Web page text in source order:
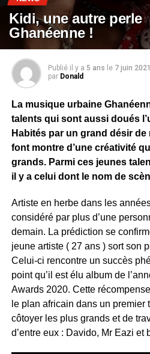
Kidi, une autre perle
Ghanéenne !
Publié il y a 5 ans le 7 juin 2021
par Donald
La musique urbaine
talents qui sont aussi doués
Habités par un grand désir
font montre d’une créativité
grands. Parmi ces jeunes
il y a celui dont le nom de
Artiste en herbe dans les
considéré par plus d’une
demain. La prédiction se
jeune artiste ( 27 ans ) sort son
Celui-ci rencontre un succès
point qu’il est élu album de
Awards 2020. Cette
le plan africain dans un premier
côtoyer les plus grands et de
d’entre eux : Davido, Mr Eazi et